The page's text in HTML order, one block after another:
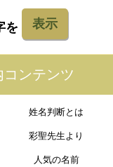
を 表示
ンテンツ
姓名判断とは
彩聖先生より
人気の名前